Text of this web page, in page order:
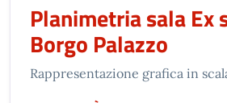
Planimetria sala Ex
Borgo Palazzo
Rappresentazione grafica in